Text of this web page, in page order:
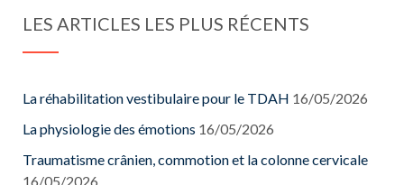
LES ARTICLES LES PLUS RÉCENTS
La réhabilitation vestibulaire pour le TDAH 16/05/2026
La physiologie des émotions 16/05/2026
Traumatisme crânien, commotion et la colonne cervicale
16/05/2026